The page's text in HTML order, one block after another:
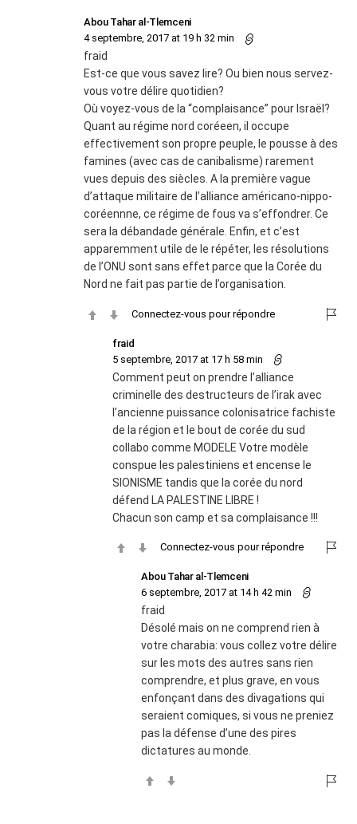
Abou Tahar al-Tlemceni
4 septembre, 2017 at 19 h 32 min
fraid
Est-ce que vous savez lire? Ou bien nous servez-
vous votre délire quotidien?
Où voyez-vous de la “complaisance” pour Israël?
Quant au régime nord coréeen, il occupe
effectivement son propre peuple, le pousse à des
famines (avec cas de canibalisme) rarement
vues depuis des siècles. A la première vague
d’attaque militaire de l’alliance américano-nippo-
coréennne, ce régime de fous va s’effondrer. Ce
sera la débandade générale. Enfin, et c’est
apparemment utile de le répéter, les résolutions
de l’ONU sont sans effet parce que la Corée du
Nord ne fait pas partie de l’organisation.
Connectez-vous pour répondre
fraid
5 septembre, 2017 at 17 h 58 min
Comment peut on prendre l’alliance
criminelle des destructeurs de l’irak avec
l’ancienne puissance colonisatrice fachiste
de la région et le bout de corée du sud
collabo comme MODELE Votre modèle
conspue les palestiniens et encense le
SIONISME tandis que la corée du nord
défend LA PALESTINE LIBRE !
Chacun son camp et sa complaisance !!!
Connectez-vous pour répondre
Abou Tahar al-Tlemceni
6 septembre, 2017 at 14 h 42 min
fraid
Désolé mais on ne comprend rien à
votre charabia: vous collez votre délire
sur les mots des autres sans rien
comprendre, et plus grave, en vous
enfonçant dans des divagations qui
seraient comiques, si vous ne preniez
pas la défense d’une des pires
dictatures au monde.